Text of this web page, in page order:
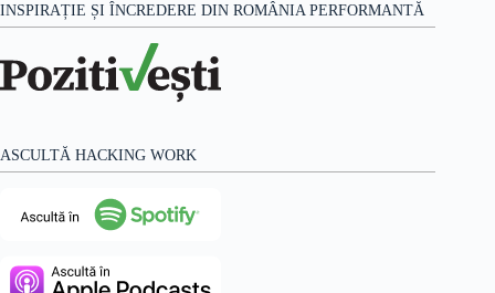
INSPIRAȚIE ȘI ÎNCREDERE DIN ROMÂNIA PERFORMANTĂ
ASCULTĂ HACKING WORK